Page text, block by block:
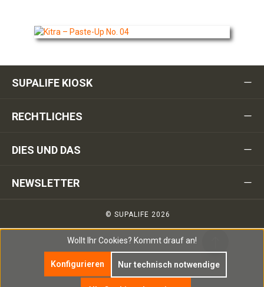
SUPALIFE KIOSK
RECHTLICHES
DIES UND DAS
NEWSLETTER
© SUPALIFE 2026
Wollt Ihr Cookies? Kommt drauf an!
Nur technisch notwendige
Konfigurieren